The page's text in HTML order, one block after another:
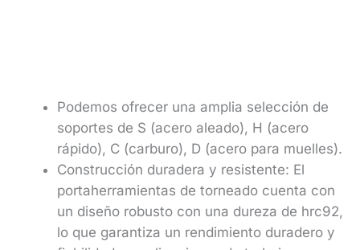
Podemos ofrecer una amplia selección de
soportes de S (acero aleado), H (acero
rápido), C (carburo), D (acero para muelles).
Construcción duradera y resistente: El
portaherramientas de torneado cuenta con
un diseño robusto con una dureza de hrc92,
lo que garantiza un rendimiento duradero y